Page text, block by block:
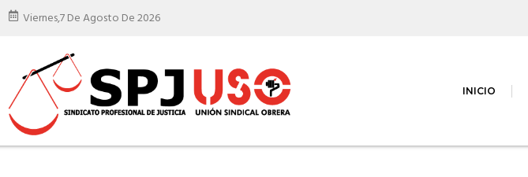
Viernes,7 De Agosto De 2026
INICIO